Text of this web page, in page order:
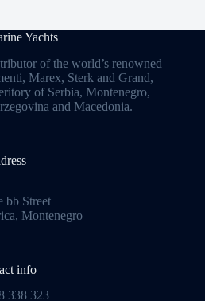
Yachts
of the world’s renowned
Marex, Sterk and Grand,
of Serbia, Montenegro,
and Macedonia.
bb Street
Montenegro
info
338 323